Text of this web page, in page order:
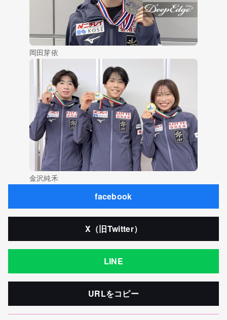
岡田芽依
金沢純禾
facebook
X（旧Twitter）
LINE
URLをコピー